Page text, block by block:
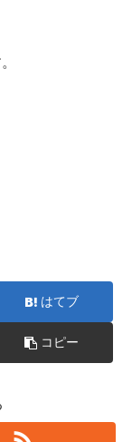
はてブ
コピー